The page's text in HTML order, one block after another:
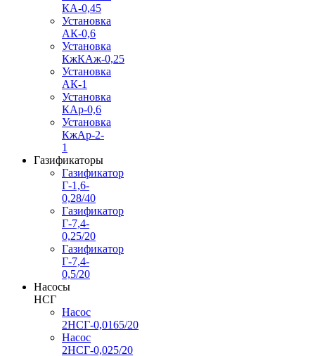
КА-0,45
Установка
АК-0,6
Установка
КжКАж-0,25
Установка
АК-1
Установка
КАр-0,6
Установка
КжАр-2-
1
Газификаторы
Газификатор
Г-1,6-
0,28/40
Газификатор
Г-7,4-
0,25/20
Газификатор
Г-7,4-
0,5/20
Насосы
НСГ
Насос
2НСГ-0,0165/20
Насос
2НСГ-0,025/20